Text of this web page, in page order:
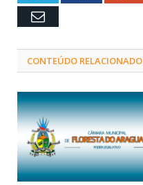
Email
CONTEÚDO RELACIONADO